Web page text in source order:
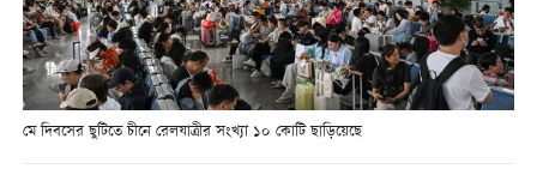
মে দিবসের ছুটিতে চীনে রেলযাত্রীর সংখ্যা ১০ কোটি ছাড়িয়েছে